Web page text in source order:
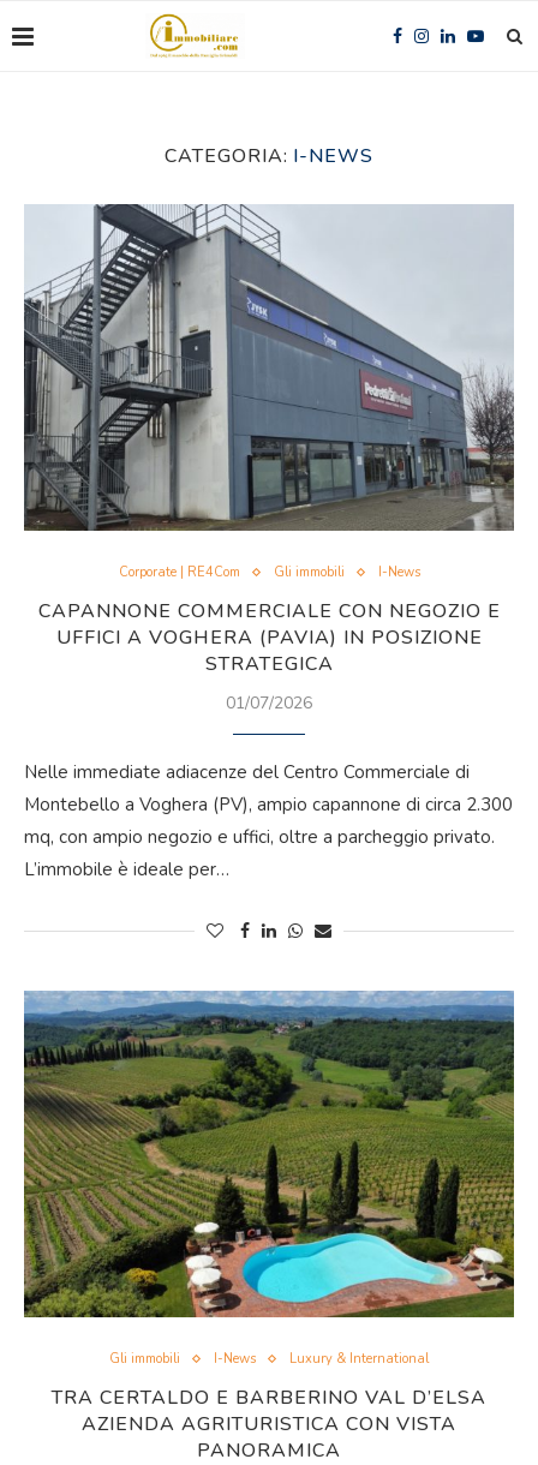
CATEGORIA: I-NEWS
Corporate | RE4Com Gli immobili I-News
CAPANNONE COMMERCIALE CON NEGOZIO E
UFFICI A VOGHERA (PAVIA) IN POSIZIONE
STRATEGICA
01/07/2026
Nelle immediate adiacenze del Centro Commerciale di
Montebello a Voghera (PV), ampio capannone di circa 2.300
mq, con ampio negozio e uffici, oltre a parcheggio privato.
L’immobile è ideale per…
Gli immobili I-News Luxury & International
TRA CERTALDO E BARBERINO VAL D’ELSA
AZIENDA AGRITURISTICA CON VISTA
PANORAMICA